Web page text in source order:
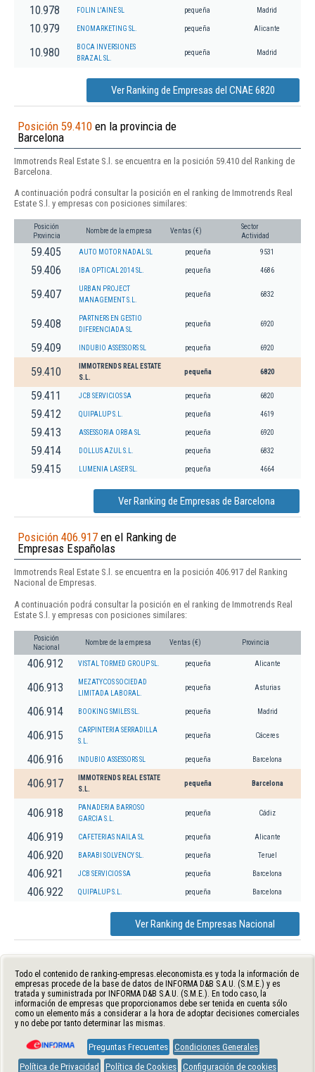
10.978 FOLIN L'AINE SL pequeña Madrid
10.979 ENOMARKETING SL. pequeña Alicante
10.980
BOCA INVERSIONES
BRAZAL SL.
pequeña Madrid
Ver Ranking de Empresas del CNAE 6820
Posición 59.410 en la provincia de
Barcelona
Immotrends Real Estate S.l. se encuentra en la posición 59.410 del Ranking de
Barcelona.
A continuación podrá consultar la posición en el ranking de Immotrends Real
Estate S.l. y empresas con posiciones similares:
Posición
Provincia
Nombre de la empresa Ventas (€)
Sector
Actividad
59.405 AUTO MOTOR NADAL SL pequeña 9531
59.406 IBA OPTICAL 2014 SL. pequeña 4686
59.407
URBAN PROJECT
MANAGEMENT S.L.
pequeña 6832
59.408
PARTNERS EN GESTIO
DIFERENCIADA SL
pequeña 6920
59.409 INDUBIO ASSESSORS SL pequeña 6920
59.410
IMMOTRENDS REAL ESTATE
S.L.
pequeña 6820
59.411 JCB SERVICIOS SA pequeña 6820
59.412 QUIPALUP S.L. pequeña 4619
59.413 ASSESSORIA ORBA SL pequeña 6920
59.414 DOLLUS AZUL S.L. pequeña 6832
59.415 LUMENIA LASER SL. pequeña 4664
Ver Ranking de Empresas de Barcelona
Posición 406.917 en el Ranking de
Empresas Españolas
Immotrends Real Estate S.l. se encuentra en la posición 406.917 del Ranking
Nacional de Empresas.
A continuación podrá consultar la posición en el ranking de Immotrends Real
Estate S.l. y empresas con posiciones similares:
Posición
Nacional
Nombre de la empresa Ventas (€) Provincia
406.912 VISTAL TORMED GROUP SL. pequeña Alicante
406.913
MEZATYCOS SOCIEDAD
LIMITADA LABORAL.
pequeña Asturias
406.914 BOOKING SMILES SL. pequeña Madrid
406.915
CARPINTERIA SERRADILLA
S.L.
pequeña Cáceres
406.916 INDUBIO ASSESSORS SL pequeña Barcelona
406.917
IMMOTRENDS REAL ESTATE
S.L.
pequeña Barcelona
406.918
PANADERIA BARROSO
GARCIA S.L.
pequeña Cádiz
406.919 CAFETERIAS NAILA SL pequeña Alicante
406.920 BARABI SOLVENCY SL. pequeña Teruel
406.921 JCB SERVICIOS SA pequeña Barcelona
406.922 QUIPALUP S.L. pequeña Barcelona
Ver Ranking de Empresas Nacional
Todo el contenido de ranking-empresas.eleconomista.es y toda la información de
empresas procede de la base de datos de INFORMA D&B S.A.U. (S.M.E.) y es
tratada y suministrada por INFORMA D&B S.A.U. (S.M.E.). En todo caso, la
información de empresas que proporcionamos debe ser tenida en cuenta sólo
como un elemento más a considerar a la hora de adoptar decisiones comerciales
y no debe por tanto determinar las mismas.
Preguntas Frecuentes Condiciones Generales
Política de Privacidad
Política de Cookies Configuración de cookies